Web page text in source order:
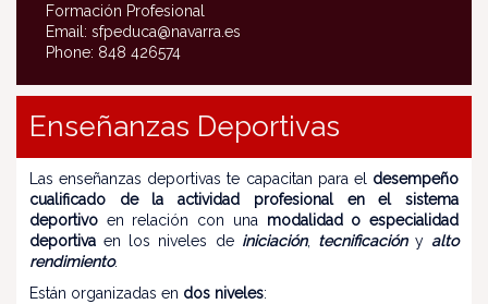
Formación Profesional
Email: sfpeduca@navarra.es
Phone: 848 426574
Enseñanzas Deportivas
Las enseñanzas deportivas te capacitan para el desempeño
cualificado de la actividad profesional en el sistema
deportivo en relación con una modalidad o especialidad
deportiva en los niveles de iniciación, tecnificación y alto
rendimiento.
Están organizadas en dos niveles: